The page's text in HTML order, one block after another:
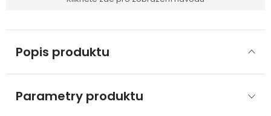
Popis produktu
Parametry produktu